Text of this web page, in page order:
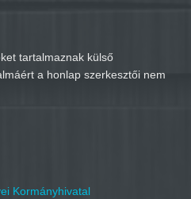
tartalmaznak külső
a honlap szerkesztői nem
Kormányhivatal